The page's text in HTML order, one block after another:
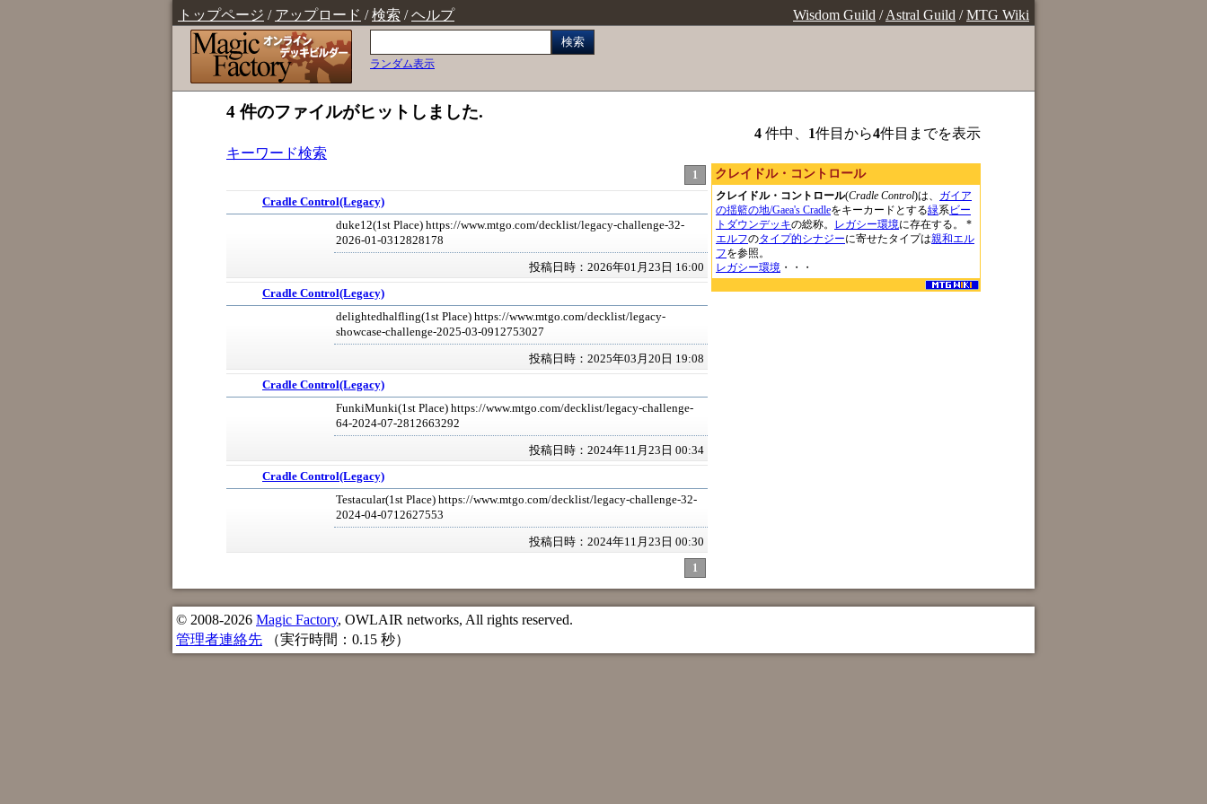
トップページ / アップロード /検索 /ヘルプ Wisdom Guild /Astral Guild /MTG Wiki
検索
ランダム表示
4 件のファイルがヒットしました.
4 件中、 1件目から4件目までを表示
キーワード検索
クレイドル・コントロール
クレイドル・コントロール(Cradle Control)は、 ガイア
の揺籃の地/Gaea's Cradleをキーカードとする緑系ビー
トダウンデッキの総称。 レガシー環境に存在する。 *
エルフのタイプ的シナジーに寄せたタイプは親和エル
フを参照。
レガシー環境 ・・・
1
Cradle Control(Legacy)
duke12(1st Place) https://www.mtgo.com/decklist/legacy-challenge-32-
2026-01-0312828178
投稿日時：2026年01月23日 16:00
Cradle Control(Legacy)
delightedhalfling(1st Place) https://www.mtgo.com/decklist/legacy-
showcase-challenge-2025-03-0912753027
投稿日時：2025年03月20日 19:08
Cradle Control(Legacy)
FunkiMunki(1st Place) https://www.mtgo.com/decklist/legacy-challenge-
64-2024-07-2812663292
投稿日時：2024年11月23日 00:34
Cradle Control(Legacy)
Testacular(1st Place) https://www.mtgo.com/decklist/legacy-challenge-32-
2024-04-0712627553
投稿日時：2024年11月23日 00:30
1
© 2008-2026 Magic Factory, OWLAIR networks, All rights reserved.
管理者連絡先 （実行時間：0.15 秒）